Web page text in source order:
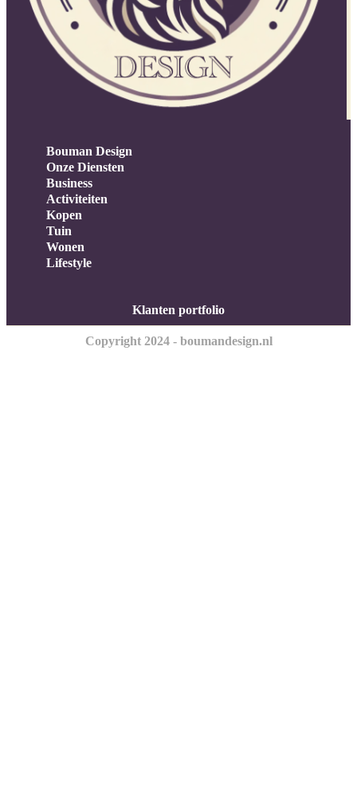
Bouman Design
Onze Diensten
Business
Activiteiten
Kopen
Tuin
Wonen
Lifestyle
Klanten portfolio
Copyright 2024 - boumandesign.nl